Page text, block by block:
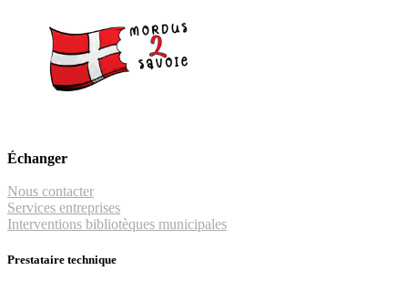
Échanger
Nous contacter
Services entreprises
Interventions bibliotèques municipales
Prestataire technique